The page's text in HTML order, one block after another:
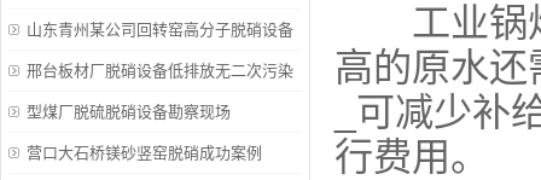
工业锅炉
高的原水
_可减少补
行费用。
行！
山东青州某公司回转窑高分子脱硝设备
成功运行！
邢台板材厂脱硝设备低排放无二次污染
型煤厂脱硫脱硝设备勘察现场
营口大石桥镁砂竖窑脱硝成功案例